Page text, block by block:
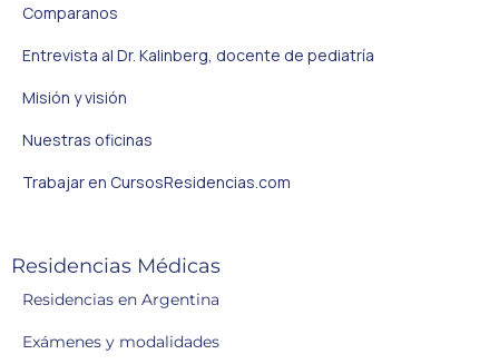
Comparanos
Entrevista al Dr. Kalinberg, docente de pediatría
Misión y visión
Nuestras oficinas
Trabajar en CursosResidencias.com
Residencias Médicas
Residencias en Argentina
Exámenes y modalidades